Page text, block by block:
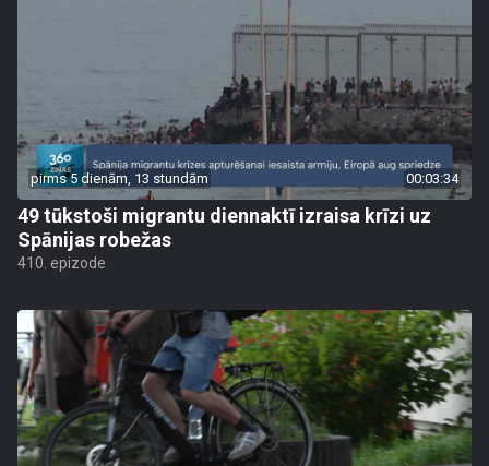
pirms 5 dienām, 13 stundām 00:03:34
49 tūkstoši migrantu diennaktī izraisa krīzi uz
Spānijas robežas
410. epizode